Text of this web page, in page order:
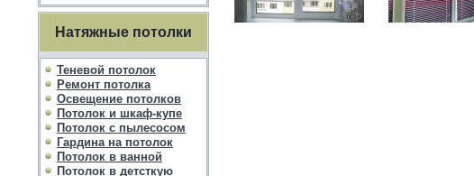
Натяжные потолки
Теневой потолок
Ремонт потолка
Освещение потолков
Потолок и шкаф-купе
Потолок с пылесосом
Гардина на потолок
Потолок в ванной
Потолок в детсткую